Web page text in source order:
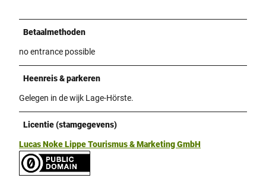
Betaalmethoden
no entrance possible
Heenreis & parkeren
Gelegen in de wijk Lage-Hörste.
Licentie (stamgegevens)
Lucas Noke Lippe Tourismus & Marketing GmbH